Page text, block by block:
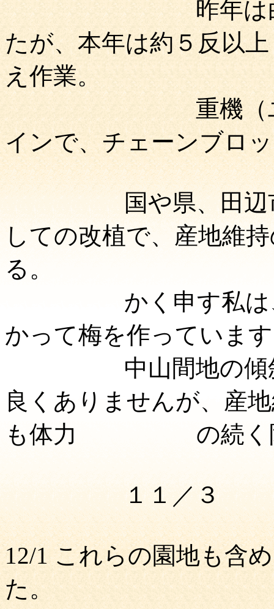
昨年は白浜町で
たが、本年は約５反以
え作業。
重機（ユン
インで、チェーンブロ
国や県、田辺市や
しての改植で、産地維
る。
かく申す私は、近
かって梅を作っていま
中山間地の傾斜地
良くありませんが、産
も体力 の続く限
１１／３ 珠
12/1 これらの園地も含
た。